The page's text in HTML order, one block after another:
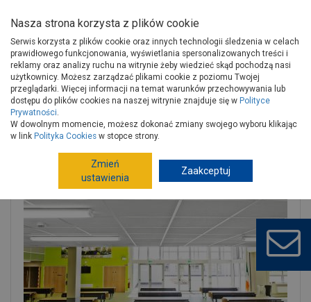
Strona główna Wykończenie
Sucha zabudowa
Sufity podwieszane
Płytki sufitowe
Płyta sufitowa Artic A15/24 600x600x20 mm akustyczny sufit
podwieszany
Nasza strona korzysta z plików cookie
Serwis korzysta z plików cookie oraz innych technologii śledzenia w celach
prawidłowego funkcjonowania, wyświetlania spersonalizowanych treści i
reklamy oraz analizy ruchu na witrynie żeby wiedzieć skąd pochodzą nasi
użytkownicy. Możesz zarządzać plikami cookie z poziomu Twojej
przeglądarki. Więcej informacji na temat warunków przechowywania lub
dostępu do plików cookies na naszej witrynie znajduje się w Polityce
Prywatności.
W dowolnym momencie, możesz dokonać zmiany swojego wyboru klikając
w link Polityka Cookies w stopce strony.
Zmień
ustawienia
Zaakceptuj